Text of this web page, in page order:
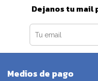
Dejanos tu mail
Medios de pago